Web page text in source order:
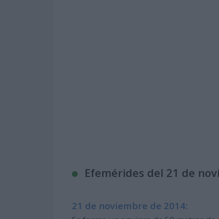
Efemérides del 21 de
21 de noviembre de 2014: